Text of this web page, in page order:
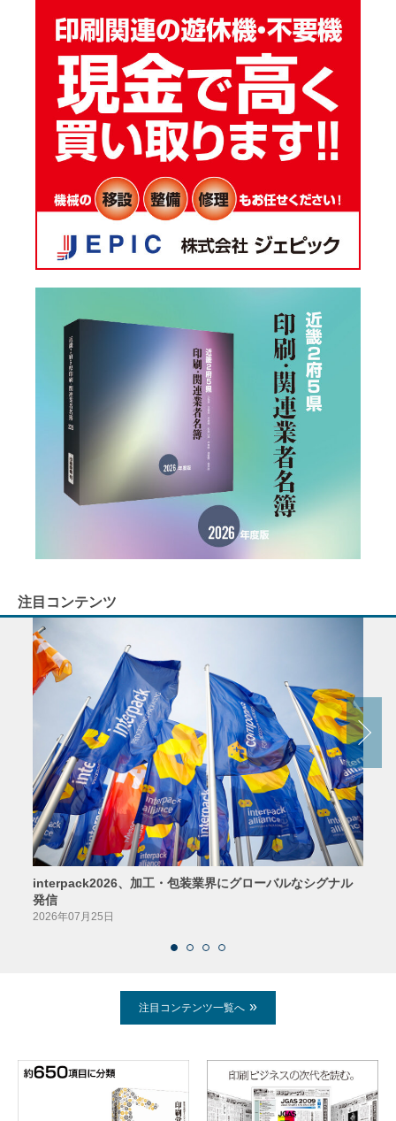
注目コンテンツ
interpack2026、加工・包装業界にグローバルなシグナル
発信
2026年07月25日
注目コンテンツ一覧へ